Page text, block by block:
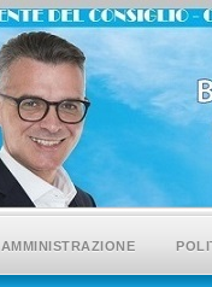
AMMINISTRAZIONE